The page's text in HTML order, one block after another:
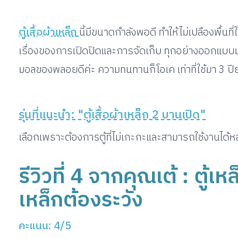
ตู้เสื้อผ้าเหล็ก นี้มีขนาดกำลังพอดี ทำให้ไม่เปลืองพื้น
เรื่องของการเปิดปิดและการจัดเก็บ ทุกอย่างออกแบ
มอลของพลอยดีค่ะ ความทนทานก็โอเค เท่าที่ใช้มา
รุ่นที่แนะนำ: "ตู้เสื้อผ้าเหล็ก 2 บานเปิด"
เลือกเพราะต้องการตู้ที่ไม่เกะกะและสามารถใช้งานได้
รีวิวที่ 4 จากคุณเต้ : ตู้เ
เหล็กต้องระวัง
คะแนน: 4/5